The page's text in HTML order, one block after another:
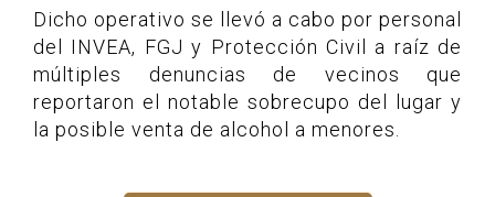
Dicho operativo se llevó a cabo por personal
del INVEA, FGJ y Protección Civil a raíz de
múltiples denuncias de vecinos que
reportaron el notable sobrecupo del lugar y
la posible venta de alcohol a menores.